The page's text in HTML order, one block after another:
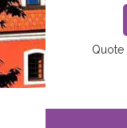
Quote